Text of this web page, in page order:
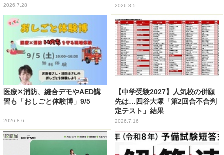
2026.7.28 2026.8.5
医療✕消防、縫合デモやAED講
習も「おしごと体験博」9/5
2026.8.6
【中学受験2027】人気校の併願
先は…四谷大塚「第2回合不合判
定テスト」結果
2026.7.16